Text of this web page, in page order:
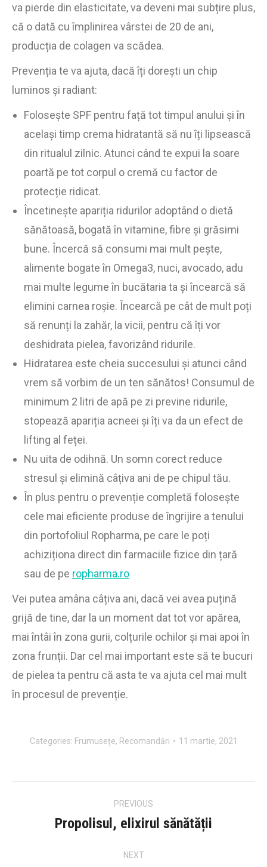
va pierde din elasticitate, va deveni mai subțire plus,
că o dată cu împlinirea vârstei de 20 de ani,
producția de colagen va scădea.
Prevenția te va ajuta, dacă îți dorești un chip
luminos și radiant:
Folosește SPF pentru față tot timpul anului și în
același timp crema hidratantă să nu îți lipsească
din ritualul zilnic. Atunci când te expui la soare
poartă pe tot corpul o cremă cu factor de
protecție ridicat.
Încetinește apariția ridurilor adoptând o dietă
sănătoasă, bogată în vitamine, fibre și grăsimi
bune. Încercă să consumi mai mult pește,
alimente bogate în Omega3, nuci, avocado, adu
mai multe legume în bucătaria ta și încearcă să
elimini carnea roșie. Încearcă pe cât de mult poți
să renunți la zahăr, la vicii, pentru că îți vor
deshidrata pielea, favorizând ridurile.
Hidratarea este cheia succesului și atunci când
vrem să vorbim de un ten sănătos! Consumul de
minimum 2 litri de apă pe zi previne ridurile,
stopează apariția acneei și îți va da un efect de
lifting al feței.
Nu uita de odihnă. Un somn corect reduce
stresul și elimină câțiva ani de pe chipul tău.
În plus pentru o prevenție completă folosește
cele mai eficiente produse de îngrijire a tenului
din portofoliul Ropharma, pe care le poți
achiziționa direct din farmaciile fizice din țară
sau de pe ropharma.ro
Vei putea amâna câțiva ani, dacă vei avea puțină
grijă de tine, dar la un moment dat tot vor apărea,
mai întâi în zona gurii, colțurile ochilor și mai apoi în
zona frunții. Dar cel mai important este să te bucuri
de pielea ta pentru că asta te va ajuta cel mai mult
în procesul de prevenție.
Categories: Frumusețe, Recomandări 11 martie, 2021
navigation
PREVIOUS
Previous
Propolisul, elixirul sănătății
NEXT